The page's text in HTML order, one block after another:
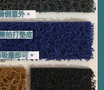
倒意外。
拍打墊底
塵即可。